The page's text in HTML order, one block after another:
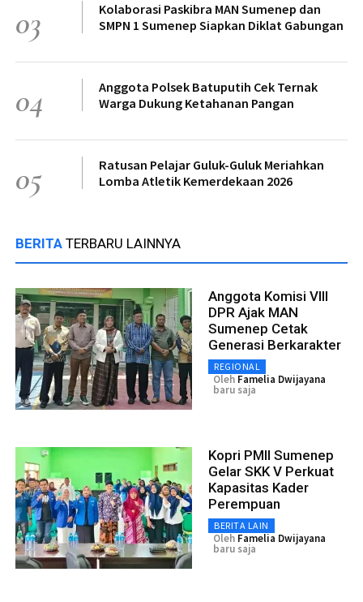
03
Kolaborasi Paskibra MAN Sumenep dan
SMPN 1 Sumenep Siapkan Diklat Gabungan
04
Anggota Polsek Batuputih Cek Ternak
Warga Dukung Ketahanan Pangan
05
Ratusan Pelajar Guluk-Guluk Meriahkan
Lomba Atletik Kemerdekaan 2026
BERITA TERBARU LAINNYA
Anggota Komisi VIII
DPR Ajak MAN
Sumenep Cetak
Generasi Berkarakter
REGIONAL
Oleh Famelia Dwijayana
baru saja
Kopri PMII Sumenep
Gelar SKK V Perkuat
Kapasitas Kader
Perempuan
BERITA LAIN
Oleh Famelia Dwijayana
baru saja